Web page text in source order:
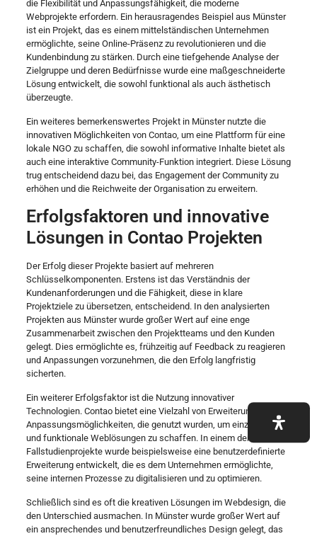
die Flexibilität und Anpassungsfähigkeit, die moderne
Webprojekte erfordern. Ein herausragendes Beispiel aus Münster
ist ein Projekt, das es einem mittelständischen Unternehmen
ermöglichte, seine Online-Präsenz zu revolutionieren und die
Kundenbindung zu stärken. Durch eine tiefgehende Analyse der
Zielgruppe und deren Bedürfnisse wurde eine maßgeschneiderte
Lösung entwickelt, die sowohl funktional als auch ästhetisch
überzeugte.
Ein weiteres bemerkenswertes Projekt in Münster nutzte die
innovativen Möglichkeiten von Contao, um eine Plattform für eine
lokale NGO zu schaffen, die sowohl informative Inhalte bietet als
auch eine interaktive Community-Funktion integriert. Diese Lösung
trug entscheidend dazu bei, das Engagement der Community zu
erhöhen und die Reichweite der Organisation zu erweitern.
Erfolgsfaktoren und innovative
Lösungen in Contao Projekten
Der Erfolg dieser Projekte basiert auf mehreren
Schlüsselkomponenten. Erstens ist das Verständnis der
Kundenanforderungen und die Fähigkeit, diese in klare
Projektziele zu übersetzen, entscheidend. In den analysierten
Projekten aus Münster wurde großer Wert auf eine enge
Zusammenarbeit zwischen den Projektteams und den Kunden
gelegt. Dies ermöglichte es, frühzeitig auf Feedback zu reagieren
und Anpassungen vorzunehmen, die den Erfolg langfristig
sicherten.
Ein weiterer Erfolgsfaktor ist die Nutzung innovativer
Technologien. Contao bietet eine Vielzahl von Erweiterungen und
Anpassungsmöglichkeiten, die genutzt wurden, um einzigartige
und funktionale Weblösungen zu schaffen. In einem der
Fallstudienprojekte wurde beispielsweise eine benutzerdefinierte
Erweiterung entwickelt, die es dem Unternehmen ermöglichte,
seine internen Prozesse zu digitalisieren und zu optimieren.
Schließlich sind es oft die kreativen Lösungen im Webdesign, die
den Unterschied ausmachen. In Münster wurde großer Wert auf
ein ansprechendes und benutzerfreundliches Design gelegt, das